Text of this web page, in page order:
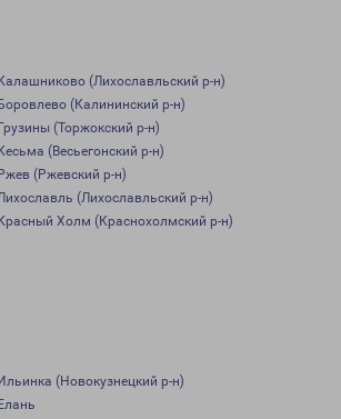
(Лихославльский р-н)
(Калининский р-н)
(Торжокский р-н)
(Весьегонский р-н)
(Ржевский р-н)
(Лихославльский р-н)
Холм (Краснохолмский р-н)
(Новокузнецкий р-н)